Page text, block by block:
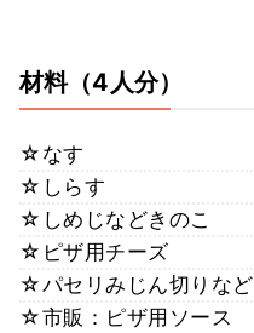
材料（4人分）
☆なす
☆しらす
☆しめじなどきのこ
☆ピザ用チーズ
☆パセリみじん切りなど
☆市販：ピザ用ソース